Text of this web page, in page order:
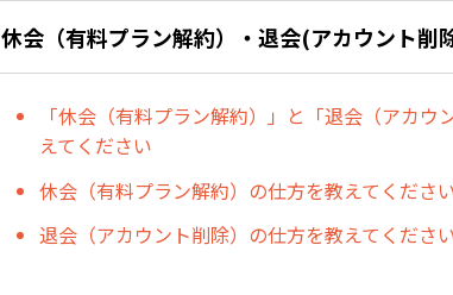
休会（有料プラン解約）・退会(アカウント削
「休会（有料プラン解約）」と「退会（アカウ
えてください
休会（有料プラン解約）の仕方を教えてくださ
退会（アカウント削除）の仕方を教えてくださ